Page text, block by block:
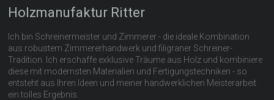
Holzmanufaktur Ritter
Ich bin Schreinermeister und Zimmerer - die ideale Kombination
aus robustem Zimmererhandwerk und filigraner Schreiner-
Tradition. Ich erschaffe exklusive Träume aus Holz und kombiniere
diese mit modernsten Materialien und Fertigungstechniken - so
entsteht aus Ihren Ideen und meiner handwerklichen Meisterarbeit
ein tolles Ergebnis.